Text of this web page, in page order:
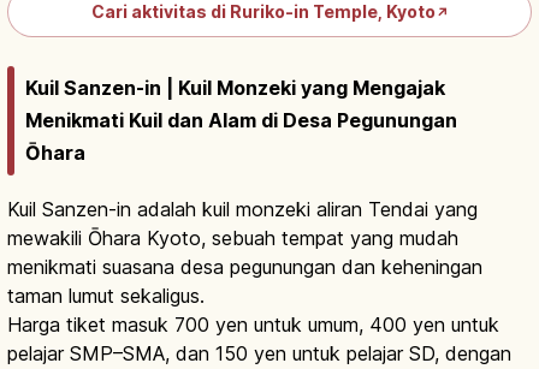
Cari aktivitas di Ruriko-in Temple, Kyoto ↗
Kuil Sanzen-in | Kuil Monzeki yang Mengajak
Menikmati Kuil dan Alam di Desa Pegunungan
Ōhara
Kuil Sanzen-in adalah kuil monzeki aliran Tendai yang
mewakili Ōhara Kyoto, sebuah tempat yang mudah
menikmati suasana desa pegunungan dan keheningan
taman lumut sekaligus.
Harga tiket masuk 700 yen untuk umum, 400 yen untuk
pelajar SMP–SMA, dan 150 yen untuk pelajar SD, dengan